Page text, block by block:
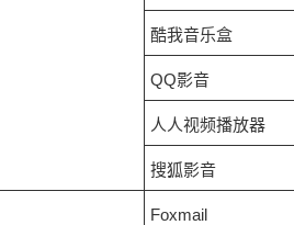
酷我音乐盒
QQ影音
人人视频播放器
搜狐影音
Foxmail